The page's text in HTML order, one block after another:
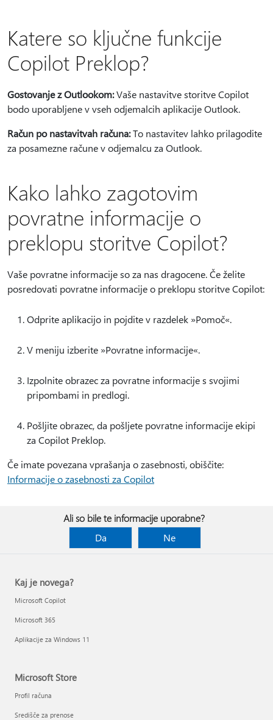
Katere so ključne funkcije
Copilot Preklop?
Gostovanje z Outlookom:Vaše nastavitve storitve Copilot
bodo uporabljene v vseh odjemalcih aplikacije Outlook.
Račun po nastavitvah računa:To nastavitev lahko prilagodite
za posamezne račune v odjemalcu za Outlook.
Kako lahko zagotovim
povratne informacije o
preklopu storitve Copilot?
Vaše povratne informacije so za nas dragocene. Če želite
posredovati povratne informacije o preklopu storitve Copilot:
Odprite aplikacijo in pojdite v razdelek »Pomoč«.
V meniju izberite »Povratne informacije«.
Izpolnite obrazec za povratne informacije s svojimi
pripombami in predlogi.
Pošljite obrazec, da pošljete povratne informacije ekipi
za Copilot Preklop.
Če imate povezana vprašanja o zasebnosti, obiščite:
Informacije o zasebnosti za Copilot
Ali so bile te informacije uporabne?
Da
Ne
Kaj je novega?
Microsoft Copilot
Microsoft 365
Aplikacije za Windows 11
Microsoft Store
Profil računa
Središče za prenose